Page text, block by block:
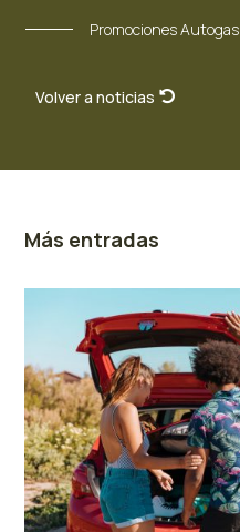
Promociones Autogas
Volver a noticias
Más entradas